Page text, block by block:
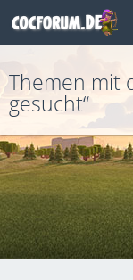
Themen mit
gesucht“